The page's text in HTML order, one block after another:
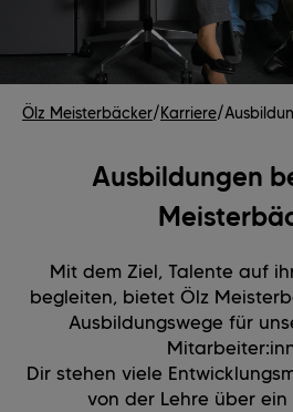
Ölz Meisterbäcker/Karriere/
Ausbildungen
Mit dem Ziel, Talente auf
begleiten, bietet Ölz
Ausbildungswege für
Dir stehen viele
von der Lehre über